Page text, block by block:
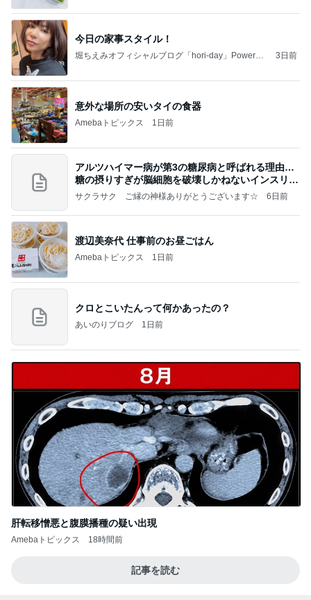
今日の家事スタイル！
堀ちえみオフィシャルブログ「hori-day」Powered
3日前
意外な場所の安いタイの食器
Amebaトピックス 1日前
アルツハイマー病が第3の糖尿病と呼ばれる理由…
糖の摂りすぎが脳細胞を破壊しかねないインスリン
の恐
サクラサク ご縁の神様ありがとうございます☆ 6日前
渡辺美奈代 仕事前のお昼ごはん
Amebaトピックス 1日前
クロとこいたんって何かあったの？
あいのりブログ 1日前
肝転移憎悪と腹膜播種の疑い出現
Amebaトピックス 18時間前
記事を読む